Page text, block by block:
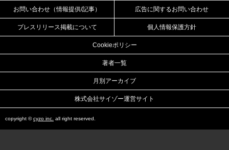
お問い合わせ（情報提供/記事） 広告に関するお問い合わせ
プレスリリース掲載について 個人情報保護方針
Cookieポリシー
著者一覧
月別アーカイブ
株式会社サイゾー運営サイト
copyright ©cyzo inc. all right reserved.